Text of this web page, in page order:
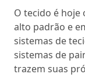
O tecido é hoje
alto padrão e
sistemas de
sistemas de
trazem suas